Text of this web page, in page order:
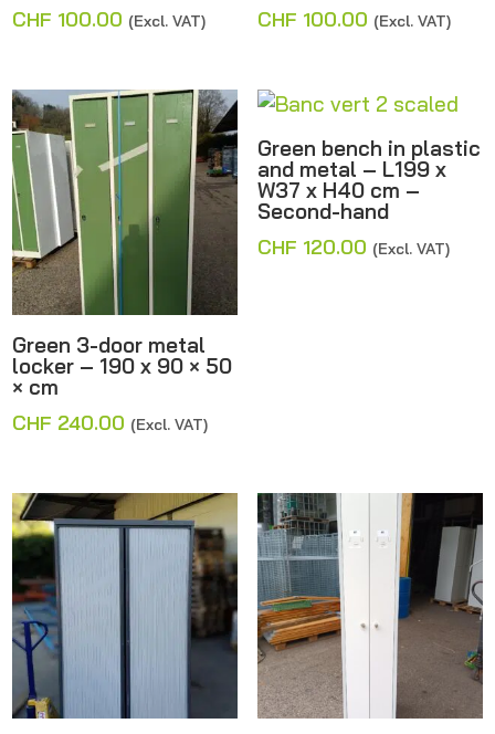
CHF 100.00 (Excl. VAT) CHF 100.00 (Excl. VAT)
Green 3-door metal
locker – 190 x 90 × 50
× cm
CHF 240.00 (Excl. VAT)
Green bench in plastic
and metal – L199 x
W37 x H40 cm –
Second-hand
CHF 120.00 (Excl. VAT)